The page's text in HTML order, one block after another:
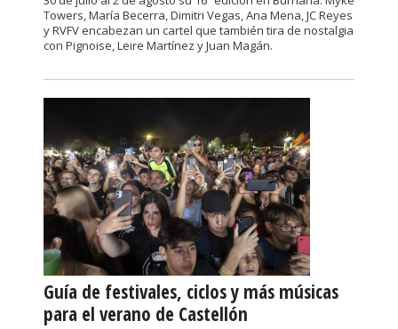
Towers, María Becerra, Dimitri Vegas, Ana Mena, JC Reyes
y RVFV encabezan un cartel que también tira de nostalgia
con Pignoise, Leire Martínez y Juan Magán.
Guía de festivales, ciclos y más músicas
para el verano de Castellón